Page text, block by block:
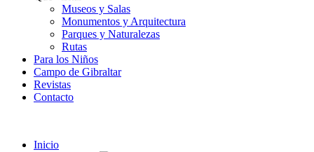
Museos y Salas
Monumentos y Arquitectura
Parques y Naturalezas
Rutas
Para los Niños
Campo de Gibraltar
Revistas
Contacto
Inicio